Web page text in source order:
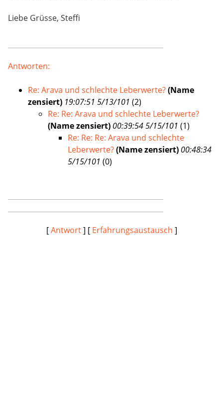
Liebe Grüsse, Steffi
Antworten:
Re: Arava und schlechte Leberwerte?(Name
zensiert) 19:07:51 5/13/101 (2)
Re: Re: Arava und schlechte Leberwerte?
(Name zensiert) 00:39:54 5/15/101 (1)
Re: Re: Re: Arava und schlechte
Leberwerte?(Name zensiert) 00:48:34
5/15/101 (0)
[Antwort] [ Erfahrungsaustausch ]